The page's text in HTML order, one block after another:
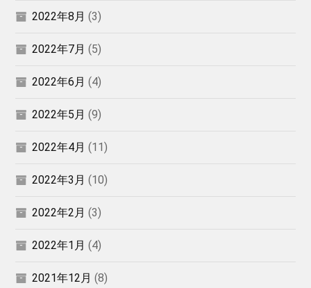
2022年8月 (3)
2022年7月 (5)
2022年6月 (4)
2022年5月 (9)
2022年4月 (11)
2022年3月 (10)
2022年2月 (3)
2022年1月 (4)
2021年12月 (8)